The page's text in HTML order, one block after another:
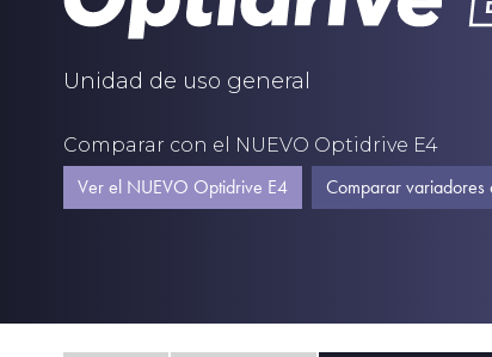
Unidad de uso general
Comparar con el NUEVO Optidrive E4
Ver el NUEVO Optidrive E4 Comparar variadores